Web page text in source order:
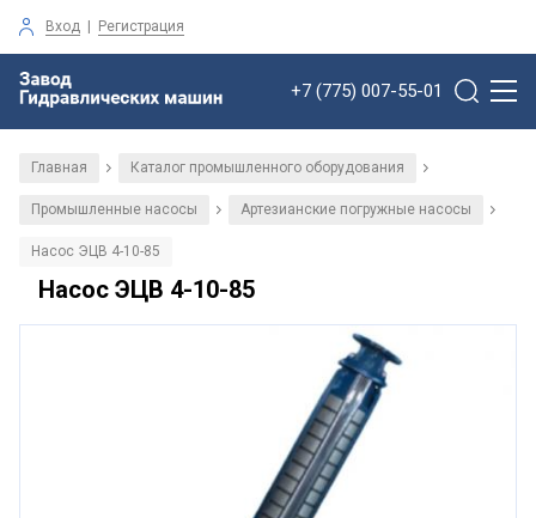
Вход | Регистрация
+7 (775) 007-55-01
Главная / Каталог промышленного оборудования /
Промышленные насосы / Артезианские погружные насосы /
Насос ЭЦВ 4-10-85
Насос ЭЦВ 4-10-85